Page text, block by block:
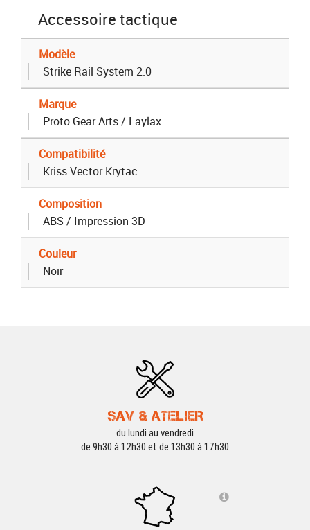
Accessoire tactique
Modèle
Strike Rail System 2.0
Marque
Proto Gear Arts / Laylax
Compatibilité
Kriss Vector Krytac
Composition
ABS / Impression 3D
Couleur
Noir
SAV & ATELIER
du lundi au vendredi
de 9h30 à 12h30 et de 13h30 à 17h30